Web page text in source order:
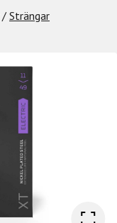
/ Strängar